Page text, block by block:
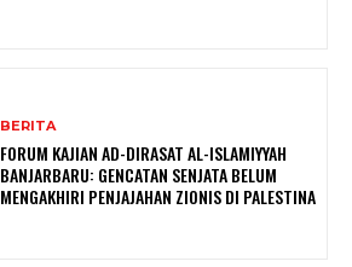
BERITA
FORUM KAJIAN AD-DIRASAT AL-ISLAMIYYAH
BANJARBARU: GENCATAN SENJATA BELUM
MENGAKHIRI PENJAJAHAN ZIONIS DI PALESTINA